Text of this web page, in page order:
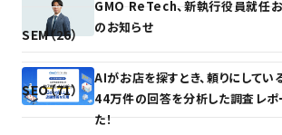
SEM（26）
SEO（71）
GMO ReTech、新執行役員就任
のお知らせ
AIがお店を探すとき、頼りにしてい
44万件の回答を分析した調査レポ
た！